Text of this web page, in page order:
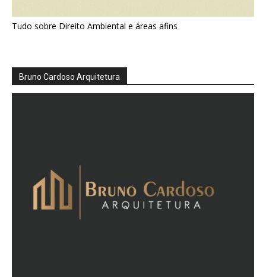
Tudo sobre Direito Ambiental e áreas afins
Bruno Cardoso Arquitetura